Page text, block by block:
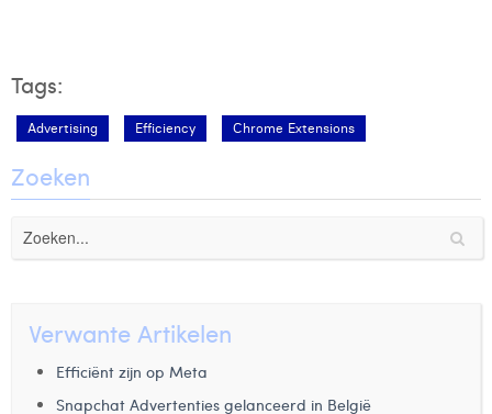
Tags:
Advertising Efficiency Chrome Extensions
Zoeken
Verwante Artikelen
Efficiënt zijn op Meta
Snapchat Advertenties gelanceerd in België